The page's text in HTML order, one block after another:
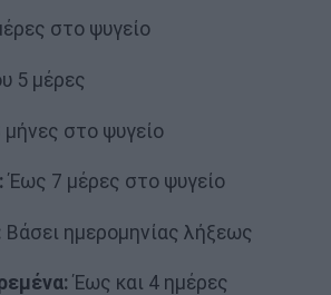
στο ψυγείο
5 μέρες
μήνες στο ψυγείο
Έως 7 μέρες στο ψυγείο
Βάσει ημερομηνίας λήξεως
Έως και 4 ημέρες